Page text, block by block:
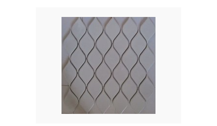
Керамогранит Staro
Мозаика ArtMoment
Мозаика Bars Crystal Mosaic
Мозаика Bonaparte
Мозаика Caramelle Mosaic